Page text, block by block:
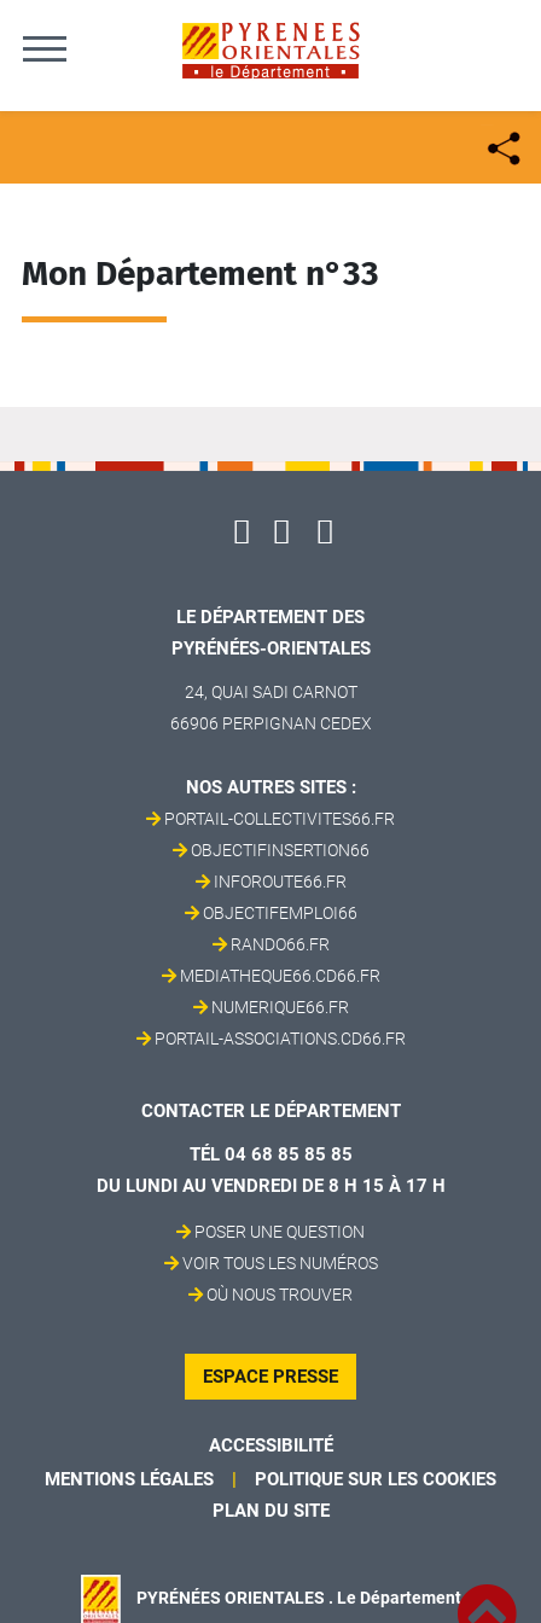
Mon Département n°33
LE DÉPARTEMENT DES
PYRÉNÉES-ORIENTALES
24, QUAI SADI CARNOT
66906 PERPIGNAN CEDEX
NOS AUTRES SITES :
PORTAIL-COLLECTIVITES66.FR
OBJECTIFINSERTION66
INFOROUTE66.FR
OBJECTIFEMPLOI66
RANDO66.FR
MEDIATHEQUE66.CD66.FR
NUMERIQUE66.FR
PORTAIL-ASSOCIATIONS.CD66.FR
CONTACTER LE DÉPARTEMENT
TÉL 04 68 85 85 85
DU LUNDI AU VENDREDI DE 8 H 15 À 17 H
POSER UNE QUESTION
VOIR TOUS LES NUMÉROS
OÙ NOUS TROUVER
ESPACE PRESSE
ACCESSIBILITÉ
MENTIONS LÉGALES
POLITIQUE SUR LES COOKIES
PLAN DU SITE
PYRÉNÉES ORIENTALES . Le Département